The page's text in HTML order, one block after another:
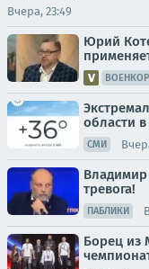
Вчера, 23:49
Юрий
области в
СМИ
Владимир
тревога!
ПАБЛИКИ
Борец из